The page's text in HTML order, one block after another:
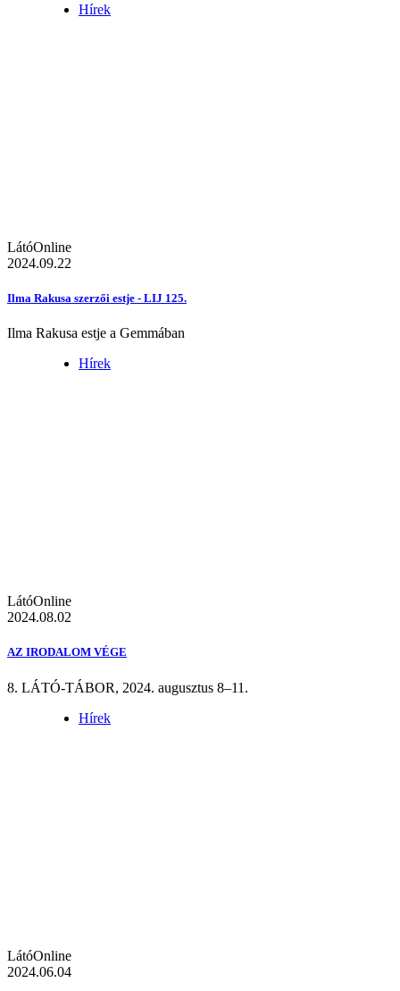
Hírek
LátóOnline
2024.09.22
Ilma Rakusa szerzői estje - LIJ 125.
Ilma Rakusa estje a Gemmában
Hírek
LátóOnline
2024.08.02
AZ IRODALOM VÉGE
8. LÁTÓ-TÁBOR, 2024. augusztus 8–11.
Hírek
LátóOnline
2024.06.04